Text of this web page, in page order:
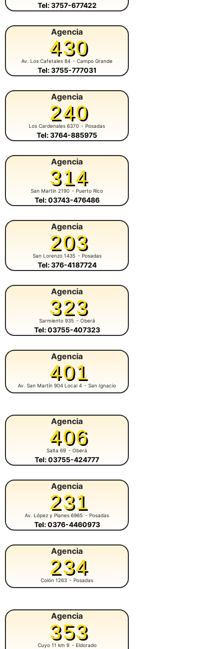
Tel: 3757-677422
Agencia
430
Av. Los Cafetales 84 - Campo Grande
Tel: 3755-777031
Agencia
240
Los Cardenales 6370 - Posadas
Tel: 3764-885975
Agencia
314
San Martín 2190 - Puerto Rico
Tel: 03743-476486
Agencia
203
San Lorenzo 1435 - Posadas
Tel: 376-4187724
Agencia
323
Sarmiento 935 - Oberá
Tel: 03755-407323
Agencia
401
Av. San Martín 904 Local 4 - San Ignacio
Agencia
406
Salta 69 - Oberá
Tel: 03755-424777
Agencia
231
Av. López y Planes 6965 - Posadas
Tel: 0376-4460973
Agencia
234
Colón 1263 - Posadas
Agencia
353
Cuyo 11 km 9 - Eldorado